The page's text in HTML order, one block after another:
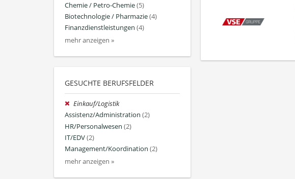
Chemie / Petro-Chemie(5)
Biotechnologie / Pharmazie(4)
Finanzdienstleistungen (4)
mehr anzeigen »
GESUCHTE BERUFSFELDER
Einkauf/Logistik
Assistenz/Administration (2)
HR/Personalwesen (2)
IT/EDV(2)
Management/Koordination (2)
mehr anzeigen »